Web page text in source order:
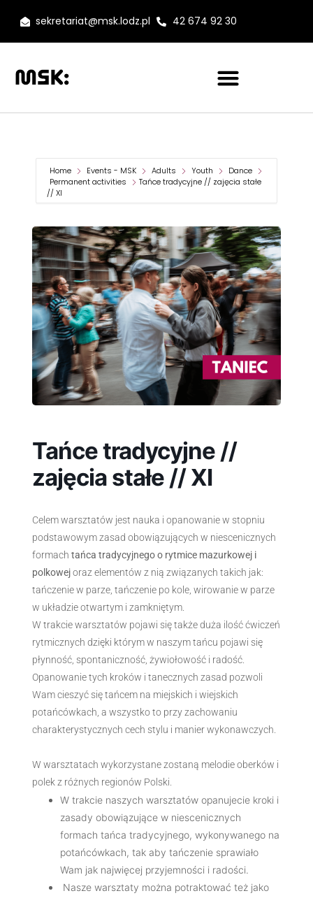
sekretariat@msk.lodz.pl 42 674 92 30
Home Events - MSK Adults Youth
Dance
Permanent activities
Tańce tradycyjne // zajęcia stałe
// XI
Tańce tradycyjne //
zajęcia stałe // XI
Celem warsztatów jest nauka i opanowanie w stopniu
podstawowym zasad obowiązujących w niescenicznych
formach tańca tradycyjnego o rytmice mazurkowej i
polkowejoraz elementów z nią związanych takich jak:
tańczenie w parze, tańczenie po kole, wirowanie w parze
w układzie otwartym i zamkniętym.
W trakcie warsztatów pojawi się także duża ilość ćwiczeń
rytmicznych dzięki którym w naszym tańcu pojawi się
płynność, spontaniczność, żywiołowość i radość.
Opanowanie tych kroków i tanecznych zasad pozwoli
Wam cieszyć się tańcem na miejskich i wiejskich
potańcówkach, a wszystko to przy zachowaniu
charakterystycznych cech stylu i manier wykonawczych.
W warsztatach wykorzystane zostaną melodie oberków i
polek z różnych regionów Polski.
W trakcie naszych warsztatów opanujecie kroki i
zasady obowiązujące w niescenicznych
formach tańca tradycyjnego, wykonywanego na
potańcówkach, tak aby tańczenie sprawiało
Wam jak najwięcej przyjemności i radości.
Nasze warsztaty można potraktować też jako